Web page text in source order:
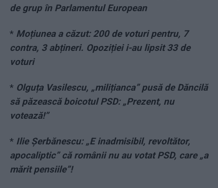
de grup în Parlamentul European
* Moțiunea a căzut: 200 de voturi pentru, 7
contra, 3 abțineri. Opoziției i-au lipsit 33 de
voturi
* Olguța Vasilescu, „milițianca” pusă de Dăncilă
să păzească boicotul PSD: „Prezent, nu
votează!”
* Ilie Șerbănescu: „E inadmisibil, revoltător,
apocaliptic” că românii nu au votat PSD, care „a
mărit pensiile”!